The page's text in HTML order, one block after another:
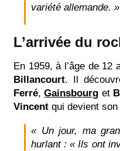
variété allemande. »
L’arrivée du
En 1959, à l’âge de
Billancourt. Il
Ferré,Gainsbourg et
Vincent qui devient son
« Un jour, ma
hurlant : « Ils ont